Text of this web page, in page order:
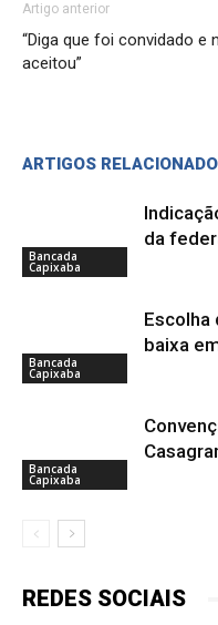
Artigo anterior
“Diga que foi convidado e
aceitou”
ARTIGOS
Bancada
Capixaba
da
Bancada
Capixaba
Escolha
baixa
Bancada
Capixaba
REDES SOCIAIS